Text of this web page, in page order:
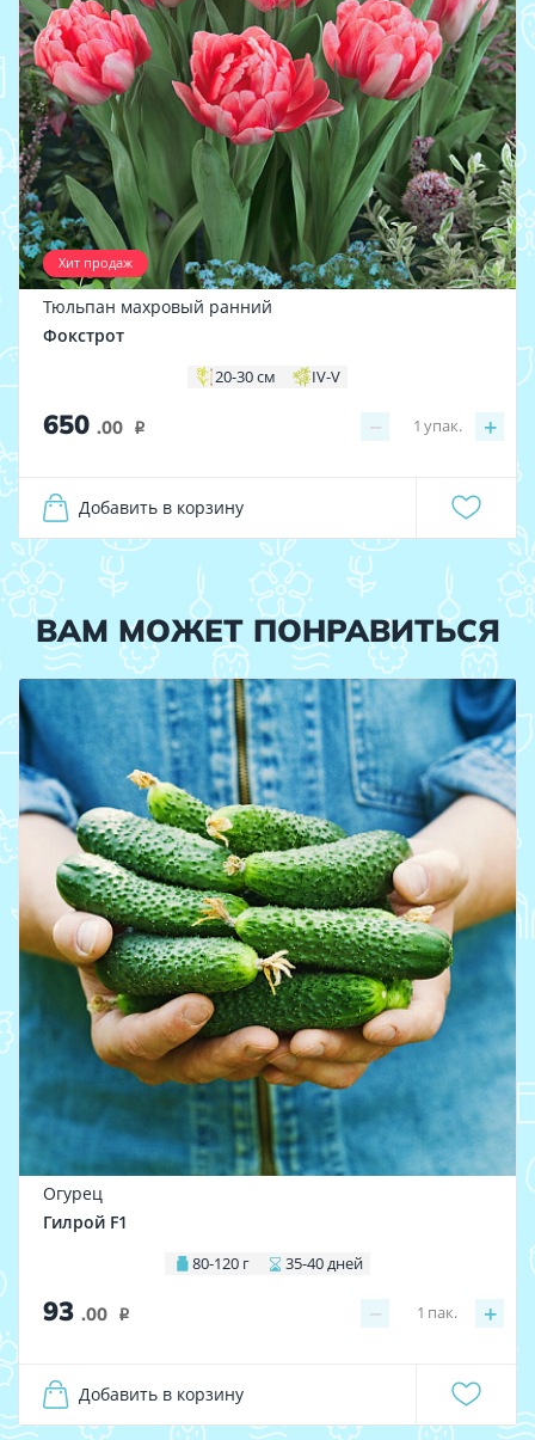
Хит продаж
Тюльпан махровый ранний
Фокстрот
20-30 см IV-V
650 .00 i − +
1 упак.
Добавить в корзину
ВАМ МОЖЕТ ПОНРАВИТЬСЯ
Огурец
Гилрой F1
80-120 г 35-40 дней
93 .00 i − +
1 пак.
Добавить в корзину